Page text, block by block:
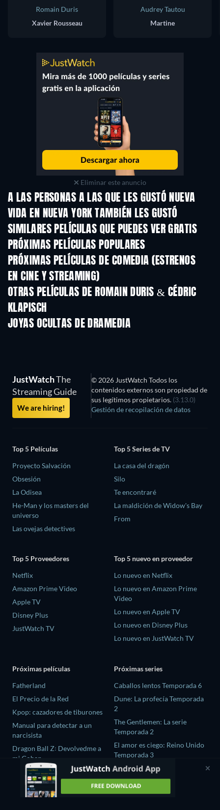
Romain Duris
Xavier Rousseau
Audrey Tautou
Martine
Eliminar este anuncio
A LAS PERSONAS A LAS QUE LES GUSTÓ NUEVA
VIDA EN NUEVA YORK TAMBIÉN LES GUSTÓ
SIMILARES PELÍCULAS QUE PUEDES VER GRATIS
PRÓXIMAS PELÍCULAS POPULARES
PRÓXIMAS PELÍCULAS DE COMEDIA (ESTRENOS
EN CINE Y STREAMING)
OTRAS PELÍCULAS DE ROMAIN DURIS & CÉDRIC
KLAPISCH
JOYAS OCULTAS DE DRAMEDIA
JustWatchThe
Streaming Guide
We are hiring!
© 2026 JustWatch Todos los
contenidos externos son propiedad de
sus legítimos propietarios. (3.13.0)
Gestión de recopilación de datos
Top 5 Películas
Proyecto Salvación
Obsesión
La Odisea
He-Man y los masters del
universo
Las ovejas detectives
Top 5 Series de TV
La casa del dragón
Silo
Te encontraré
La maldición de Widow's Bay
From
Top 5 Proveedores
Netflix
Amazon Prime Video
Apple TV
Disney Plus
JustWatch TV
Top 5 nuevo en proveedor
Lo nuevo en Netflix
Lo nuevo en Amazon Prime
Video
Lo nuevo en Apple TV
Lo nuevo en Disney Plus
Lo nuevo en JustWatch TV
Próximas películas
Fatherland
El Precio de la Red
Kpop: cazadores de tiburones
Manual para detectar a un
narcisista
Dragon Ball Z꞉ Devolvedme a
mi Gohan
Próximas series
Caballos lentos Temporada 6
Dune: La profecía Temporada
2
The Gentlemen: La serie
Temporada 2
El amor es ciego: Reino Unido
Temporada 3
La maldición de Oak Island
Temporada 12